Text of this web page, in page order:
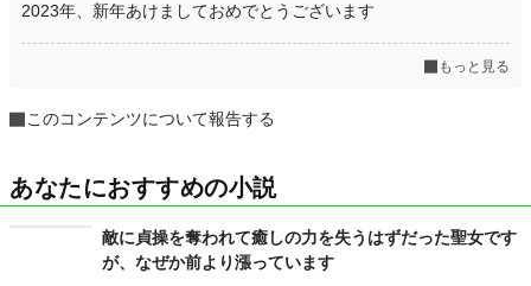
2023年、新年あけましておめでとうございます
もっと見る
このコンテンツについて報告する
あなたにおすすめの小説
敵に貞操を奪われて癒しの力を失うはずだった聖女です
が、なぜか前より漲っています